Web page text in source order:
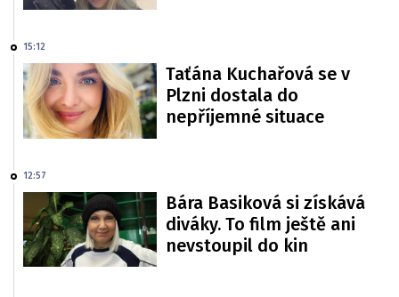
15:12
Taťána Kuchařová se v
Plzni dostala do
nepříjemné situace
12:57
Bára Basiková si získává
diváky. To film ještě ani
nevstoupil do kin